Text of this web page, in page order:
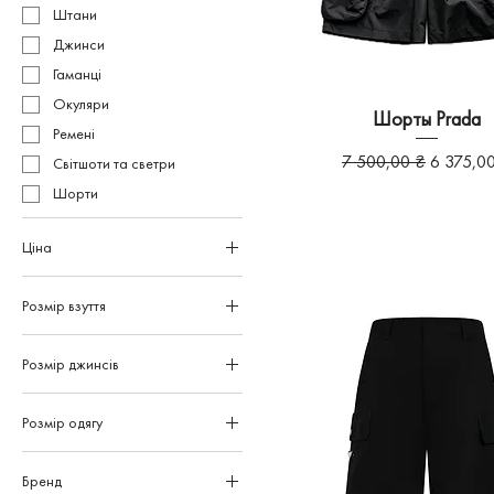
Штани
Джинси
Гаманці
Окуляри
Ремені
Світшоти та светри
Шорти
Ціна
3 150 ₴ 25 000 ₴
Розмір взуття
36
37
39
Розмір джинсів
31
32
34
Розмір одягу
L
L - На замовлення
Бренд
Шорты Prada
Звичайна ціна
7 500,00 ₴За
6